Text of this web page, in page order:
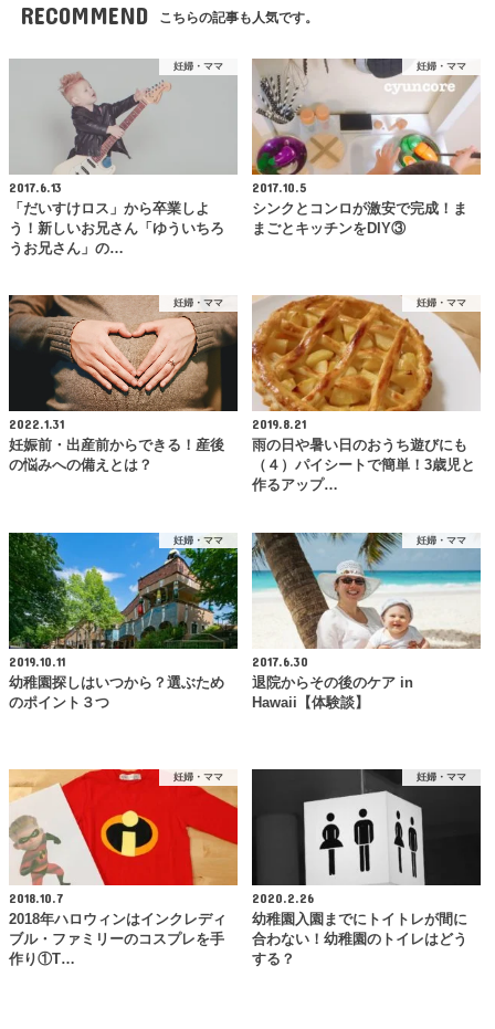
RECOMMEND こちらの記事も人気です。
妊婦・ママ
2017.6.13
「だいすけロス」から卒業しよ
う！新しいお兄さん「ゆういちろ
うお兄さん」の…
妊婦・ママ
2017.10.5
シンクとコンロが激安で完成！ま
まごとキッチンをDIY③
妊婦・ママ
2022.1.31
妊娠前・出産前からできる！産後
の悩みへの備えとは？
妊婦・ママ
2019.8.21
雨の日や暑い日のおうち遊びにも
（４）パイシートで簡単！3歳児と
作るアップ…
妊婦・ママ
2019.10.11
幼稚園探しはいつから？選ぶため
のポイント３つ
妊婦・ママ
2017.6.30
退院からその後のケア in
Hawaii【体験談】
妊婦・ママ
2018.10.7
2018年ハロウィンはインクレディ
ブル・ファミリーのコスプレを手
作り①T…
妊婦・ママ
2020.2.26
幼稚園入園までにトイトレが間に
合わない！幼稚園のトイレはどう
する？